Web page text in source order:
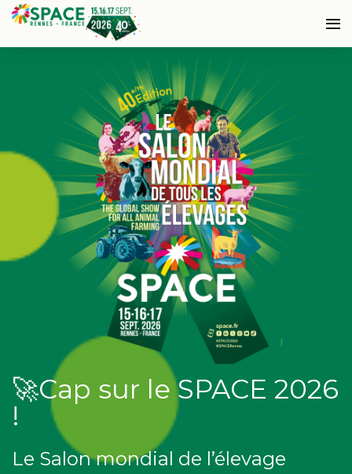
🚀Cap sur le SPACE 2026
!
Le Salon mondial de l’élevage